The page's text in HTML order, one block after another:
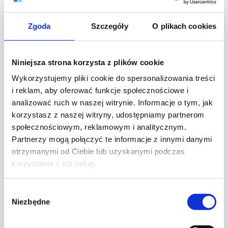
Zgoda Szczegóły O plikach cookies
Niniejsza strona korzysta z plików cookie
Wykorzystujemy pliki cookie do spersonalizowania treści
i reklam, aby oferować funkcje społecznościowe i
analizować ruch w naszej witrynie. Informacje o tym, jak
korzystasz z naszej witryny, udostępniamy partnerom
społecznościowym, reklamowym i analitycznym.
Partnerzy mogą połączyć te informacje z innymi danymi
otrzymanymi od Ciebie lub uzyskanymi podczas
korzystania z ich usług.
zgody
Niezbędne
zabrudzona albo w aucie dalej znajduje się
źródło zapachu, samo ozonowanie może nie
dać trwałego efektu. Najlepiej połączyć je ze
sprawdzeniem, skąd bierze się wilgoć.
7) Jak wygląda usługa
ozonowania?
Najpierw klient opisuje problem: gdzie ma być
wykonane ozonowanie, jaka jest powierzchnia,
czy problem dotyczy pleśni, wilgoci, zapachu
papierosów, zwierząt, samochodu czy
dobieramy sposób działania i czas pracy